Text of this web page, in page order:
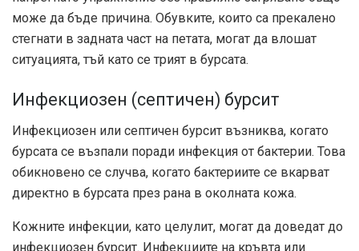
може да бъде причина. Обувките, които са прекалено
стегнати в задната част на петата, могат да влошат
ситуацията, тъй като се трият в бурсата.
Инфекциозен (септичен) бурсит
Инфекциозен или септичен бурсит възниква, когато
бурсата се възпали поради инфекция от бактерии. Това
обикновено се случва, когато бактериите се вкарват
директно в бурсата през рана в околната кожа.
Кожните инфекции, като целулит, могат да доведат до
инфекциозен бурсит. Инфекциите на кръвта или